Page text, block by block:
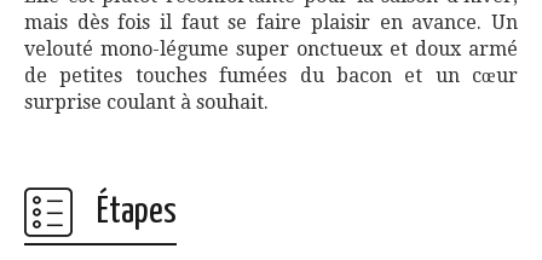
mais dès fois il faut se faire plaisir en avance. Un
velouté mono-légume super onctueux et doux armé
de petites touches fumées du bacon et un cœur
surprise coulant à souhait.
Étapes